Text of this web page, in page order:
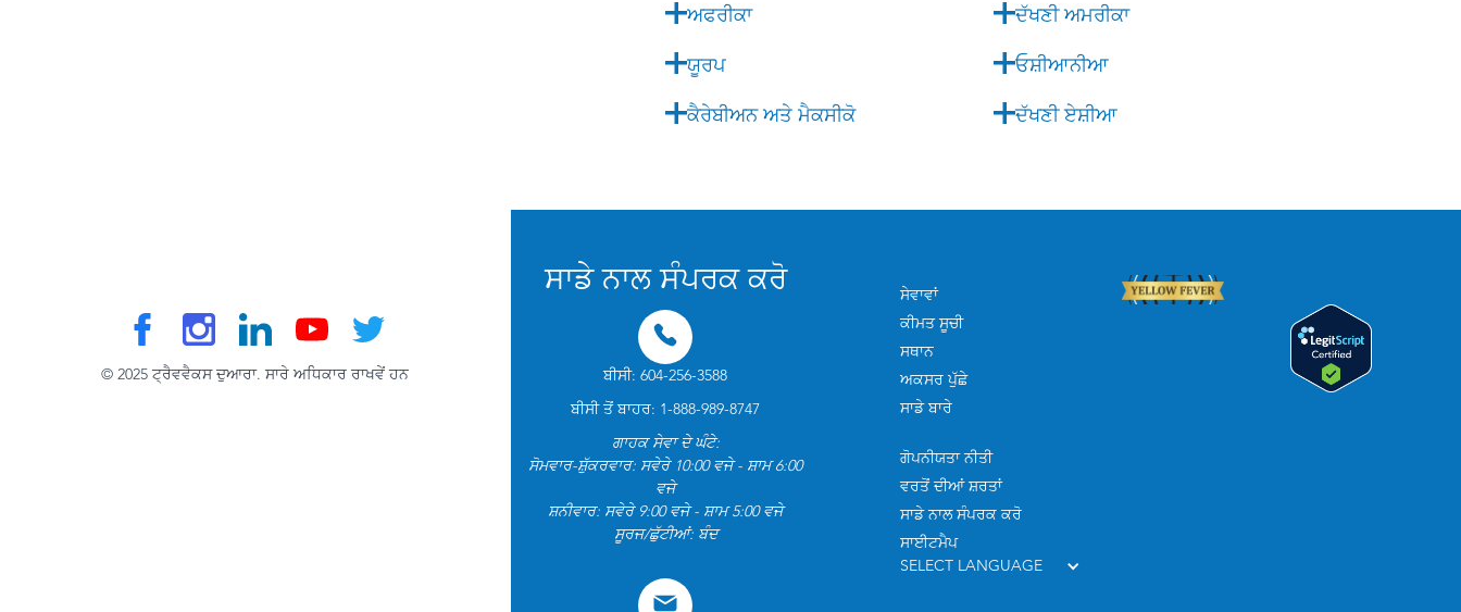
ਅਫਰੀਕਾ ਦੱਖਣੀ ਅਮਰੀਕਾ
ਯੂਰਪ ਓਸ਼ੀਆਨੀਆ
ਕੈਰੇਬੀਅਨ ਅਤੇ ਮੈਕਸੀਕੋ ਦੱਖਣੀ ਏਸ਼ੀਆ
© 2025 ਟ੍ਰੈਵਵੈਕਸ ਦੁਆਰਾ. ਸਾਰੇ ਅਧਿਕਾਰ ਰਾਖਵੇਂ ਹਨ
ਸਾਡੇ ਨਾਲ ਸੰਪਰਕ ਕਰੋ
ਬੀਸੀ: 604-256-3588
ਬੀਸੀ ਤੋਂ ਬਾਹਰ: 1-888-989-8747
ਗਾਹਕ ਸੇਵਾ ਦੇ ਘੰਟੇ:
ਸੋਮਵਾਰ-ਸ਼ੁੱਕਰਵਾਰ: ਸਵੇਰੇ 10:00 ਵਜੇ - ਸ਼ਾਮ 6:00
ਵਜੇ
ਸ਼ਨੀਵਾਰ: ਸਵੇਰੇ 9:00 ਵਜੇ - ਸ਼ਾਮ 5:00 ਵਜੇ
ਸੂਰਜ/ਛੁੱਟੀਆਂ: ਬੰਦ
ਸੇਵਾਵਾਂ
ਕੀਮਤ ਸੂਚੀ
ਸਥਾਨ
ਅਕਸਰ ਪੁੱਛੇ
ਸਾਡੇ ਬਾਰੇ
ਗੋਪਨੀਯਤਾ ਨੀਤੀ
ਵਰਤੋਂ ਦੀਆਂ ਸ਼ਰਤਾਂ
ਸਾਡੇ ਨਾਲ ਸੰਪਰਕ ਕਰੋ
ਸਾਈਟਮੈਪ
SELECT LANGUAGE